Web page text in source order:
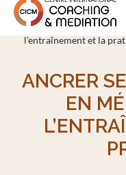
Home
Ancrer ses
l’entraînement et la
ANCRER
EN